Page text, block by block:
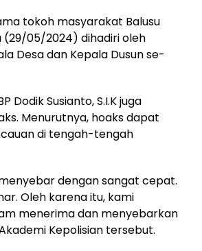
tokoh masyarakat Balusu
(29/05/2024) dihadiri oleh
Desa dan Kepala Dusun se-
Dodik Susianto, S.I.K juga
Menurutnya, hoaks dapat
di tengah-tengah
dengan sangat cepat.
Oleh karena itu, kami
menerima dan menyebarkan
Kepolisian tersebut.